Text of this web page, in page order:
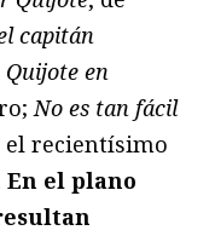
capitán
Quijote en
No es tan fácil
el recientísimo
En el plano